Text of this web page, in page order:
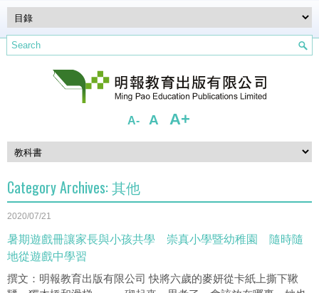
A- A A+
Category Archives:其他
2020/07/21
暑期遊戲冊讓家長與小孩共學 崇真小學暨幼稚園 隨時隨
地從遊戲中學習
撰文：明報教育出版有限公司 快將六歲的麥妍從卡紙上撕下鞦